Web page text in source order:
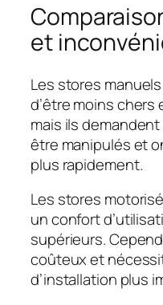
et
Les stores
d’être moins chers
mais ils
être manipulés et
plus rapidement.
Les stores
un confort
supérieurs.
coûteux et
d’installation plus